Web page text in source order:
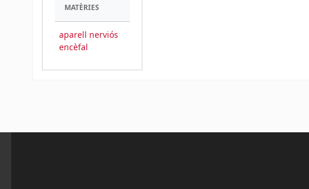
MATÈRIES
aparell nerviós
encèfal